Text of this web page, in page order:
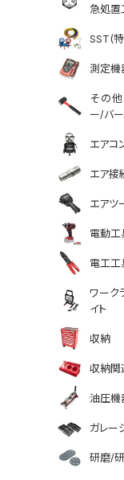
急処置
SST(
測定機
その
ー/バ
エアコ
エア接
エアツ
電動工
電工
ワーク
イト
収納
収納関
油圧機
ガレー
研磨/